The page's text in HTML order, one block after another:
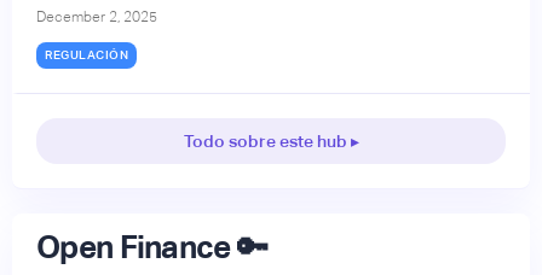
December 2, 2025
REGULACIÓN
Todo sobre este hub ▸
Open Finance 🔑